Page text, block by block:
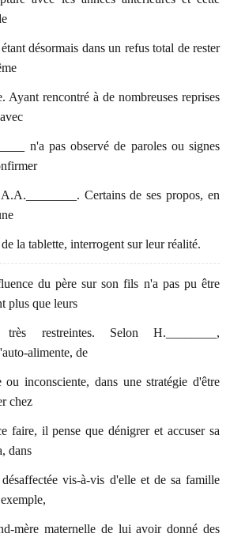
désormais dans un refus total de rester
Ayant rencontré à de nombreuses reprises
n'a pas observé de paroles ou signes
Certains de ses propos, en
la tablette, interrogent sur leur réalité.
du père sur son fils n'a pas pu être
plus que leurs
restreintes. Selon H.________,
alimente, de
ou inconsciente, dans une stratégie d'être
chez
faire, il pense que dénigrer et accuser sa
dans
vis-à-vis d'elle et de sa famille
mère maternelle de lui avoir donné des